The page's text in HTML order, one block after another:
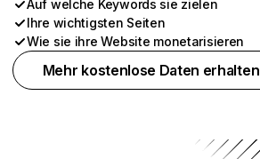
Auf welche Keywords sie zielen
Ihre wichtigsten Seiten
Wie sie ihre Website monetarisieren
Mehr kostenlose Daten erhalten